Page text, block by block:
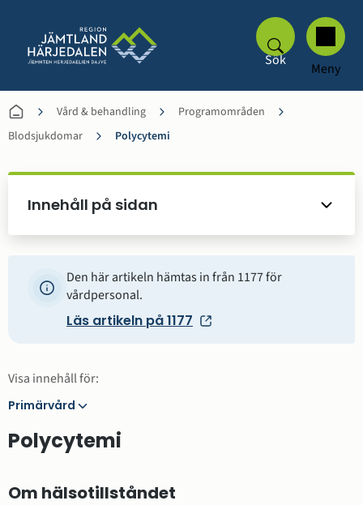
Sök Meny
Vård & behandling
Programområden
Blodsjukdomar
Polycytemi
Innehåll på sidan
Den här artikeln hämtas in från 1177 för
vårdpersonal.
Läs artikeln på 1177
Visa innehåll för:
Primärvård
Primärvård
Polycytemi
Om hälsotillståndet